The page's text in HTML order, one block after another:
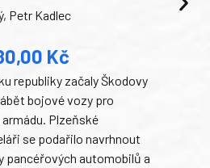
Petr Kadlec
Kč
republiky začaly Škodovy
bojové vozy pro
Plzeňské
se podařilo navrhnout
pancéřových automobilů a